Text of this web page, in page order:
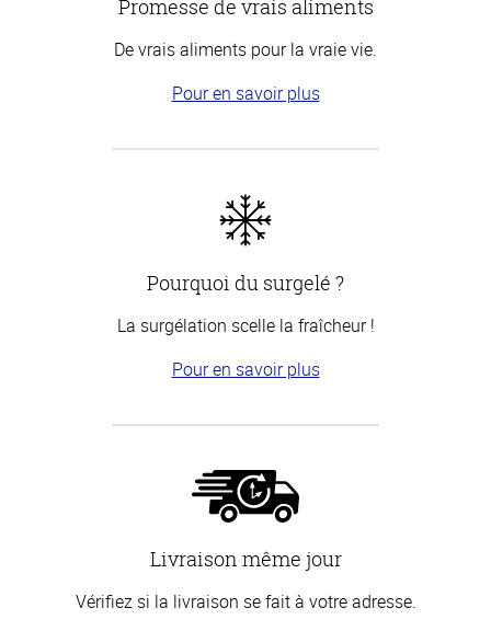
Promesse de vrais aliments
De vrais aliments pour la vraie vie.
Pour en savoir plus
Pourquoi du surgelé ?
La surgélation scelle la fraîcheur !
Pour en savoir plus
Livraison même jour
Vérifiez si la livraison se fait à votre adresse.